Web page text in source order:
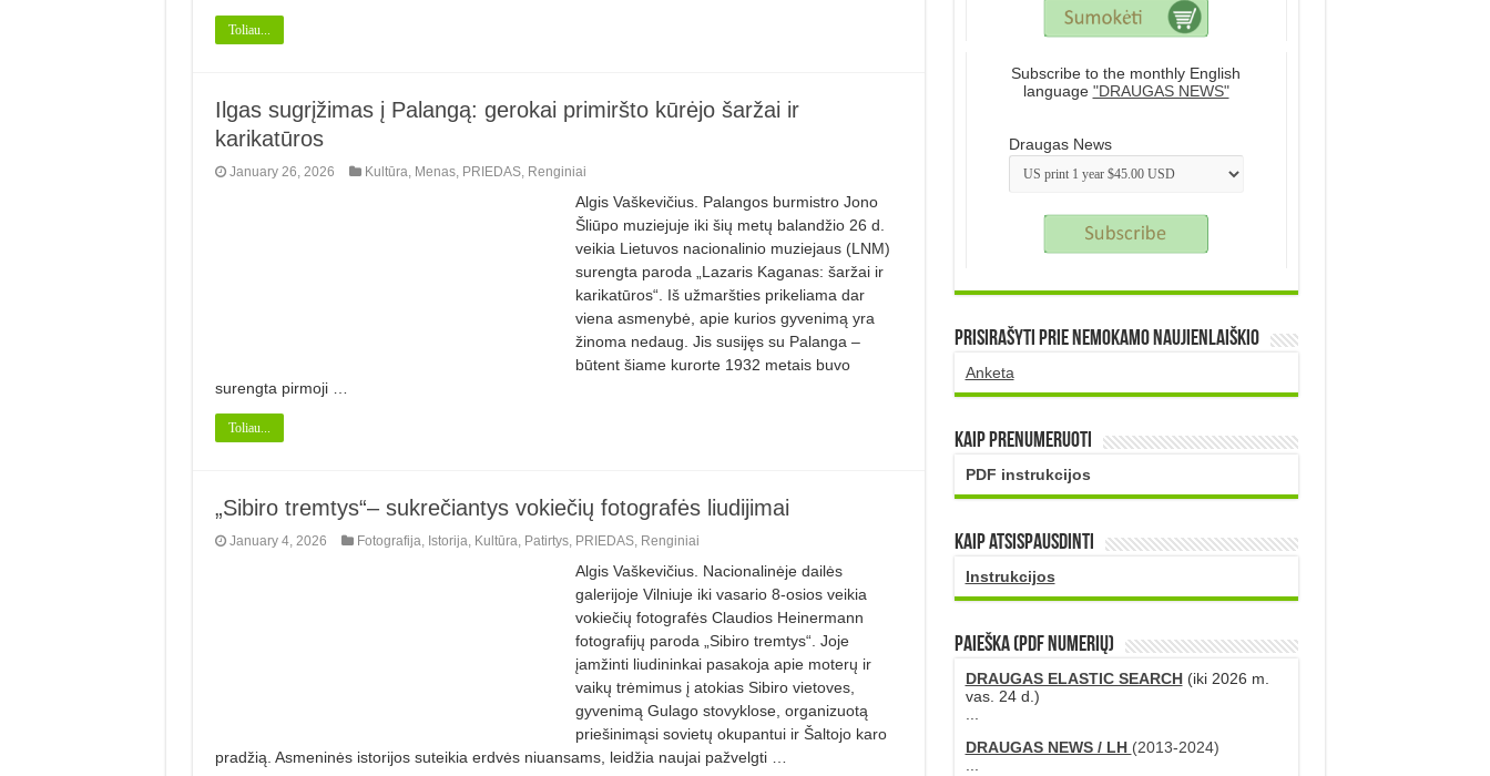
Toliau...
Ilgas sugrįžimas į Palangą: gerokai primiršto kūrėjo šaržai ir
karikatūros
January 26, 2026 Kultūra Menas, PRIEDAS, Renginiai
Algis Vaškevičius. Palangos burmistro Jono
Šliūpo muziejuje iki šių metų balandžio 26 d.
veikia Lietuvos nacionalinio muziejaus (LNM)
surengta paroda „Lazaris Kaganas: šaržai ir
karikatūros“. Iš užmaršties prikeliama dar
viena asmenybė, apie kurios gyvenimą yra
žinoma nedaug. Jis susijęs su Palanga –
būtent šiame kurorte 1932 metais buvo
surengta pirmoji …
Toliau...
„Sibiro tremtys“– sukrečiantys vokiečių fotografės liudijimai
January 4, 2026 Fotografija Istorija Kultūra Patirtys, PRIEDAS, Renginiai
Algis Vaškevičius. Nacionalinėje dailės
galerijoje Vilniuje iki vasario 8-osios veikia
vokiečių fotografės Claudios Heinermann
fotografijų paroda „Sibiro tremtys“. Joje
įamžinti liudininkai pasakoja apie moterų ir
vaikų trėmimus į atokias Sibiro vietoves,
gyvenimą Gulago stovyklose, organizuotą
priešinimąsi sovietų okupantui ir Šaltojo karo
pradžią. Asmeninės istorijos suteikia erdvės niuansams, leidžia naujai pažvelgti …
Subscribe to the monthly English
language "DRAUGAS NEWS"
Draugas News
Prisirašyti prie nemokamo naujienlaiškio
Anketa
Kaip prenumeruoti
PDF instrukcijos
Kaip atsispausdinti
Instrukcijos
PAIEŠKA (PDF numerių)
DRAUGAS ELASTIC SEARCH(iki 2026 m.
vas. 24 d.)
...
DRAUGAS NEWS / LH (2013-2024)
...